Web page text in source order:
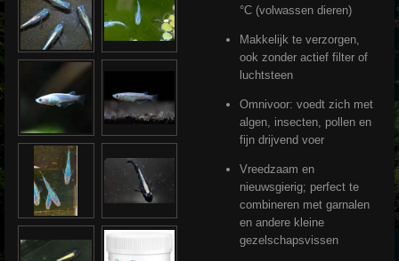
°C (volwassen dieren)
Makkelijk te verzorgen,
ook zonder actief filter of
luchtsteen
Omnivoor: voedt zich met
algen, insecten, pollen en
fijn drijvend voer
Vreedzaam en
nieuwsgierig; perfect te
combineren met garnalen
en andere kleine
gezelschapsvissen